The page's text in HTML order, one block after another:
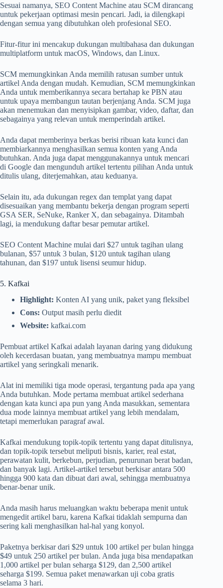
Sesuai namanya, SEO Content Machine atau SCM dirancang
untuk pekerjaan optimasi mesin pencari. Jadi, ia dilengkapi
dengan semua yang dibutuhkan oleh profesional SEO.
Fitur-fitur ini mencakup dukungan multibahasa dan dukungan
multiplatform untuk macOS, Windows, dan Linux.
SCM memungkinkan Anda memilih ratusan sumber untuk
artikel Anda dengan mudah. ​​Kemudian, SCM memungkinkan
Anda untuk memberikannya secara bertahap ke PBN atau
untuk upaya membangun tautan berjenjang Anda. SCM juga
akan menemukan dan menyisipkan gambar, video, daftar, dan
sebagainya yang relevan untuk memperindah artikel.
Anda dapat memberinya berkas berisi ribuan kata kunci dan
membiarkannya menghasilkan semua konten yang Anda
butuhkan. Anda juga dapat menggunakannya untuk mencari
di Google dan mengunduh artikel tertentu pilihan Anda untuk
ditulis ulang, diterjemahkan, atau keduanya.
Selain itu, ada dukungan regex dan templat yang dapat
disesuaikan yang membantu bekerja dengan program seperti
GSA SER, SeNuke, Ranker X, dan sebagainya. Ditambah
lagi, ia mendukung daftar besar pemutar artikel.
SEO Content Machine mulai dari $27 untuk tagihan ulang
bulanan, $57 untuk 3 bulan, $120 untuk tagihan ulang
tahunan, dan $197 untuk lisensi seumur hidup.
5. Kafkai
Highlight: Konten AI yang unik, paket yang fleksibel
Cons: Output masih perlu diedit
Website: kafkai.com
Pembuat artikel Kafkai adalah layanan daring yang didukung
oleh kecerdasan buatan, yang membuatnya mampu membuat
artikel yang seringkali menarik.
Alat ini memiliki tiga mode operasi, tergantung pada apa yang
Anda butuhkan. Mode pertama membuat artikel sederhana
dengan kata kunci apa pun yang Anda masukkan, sementara
dua mode lainnya membuat artikel yang lebih mendalam,
tetapi memerlukan paragraf awal.
Kafkai mendukung topik-topik tertentu yang dapat ditulisnya,
dan topik-topik tersebut meliputi bisnis, karier, real estat,
perawatan kulit, berkebun, perjudian, penurunan berat badan,
dan banyak lagi. Artikel-artikel tersebut berkisar antara 500
hingga 900 kata dan dibuat dari awal, sehingga membuatnya
benar-benar unik.
Anda masih harus meluangkan waktu beberapa menit untuk
mengedit artikel baru, karena Kafkai tidaklah sempurna dan
sering kali menghasilkan hal-hal yang konyol.
Paketnya berkisar dari $29 untuk 100 artikel per bulan hingga
$49 untuk 250 artikel per bulan. Anda juga bisa mendapatkan
1,000 artikel per bulan seharga $129, dan 2,500 artikel
seharga $199. Semua paket menawarkan uji coba gratis
selama 3 hari.